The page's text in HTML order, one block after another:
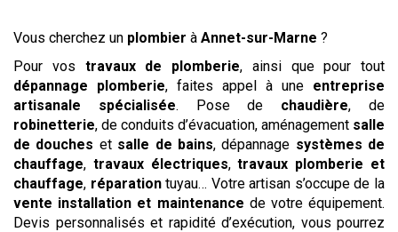
Vous cherchez un plombier à Annet-sur-Marne ?
Pour vos travaux de plomberie, ainsi que pour tout
dépannage plomberie, faites appel à une entreprise
artisanale spécialisée. Pose de chaudière, de
robinetterie, de conduits d’évacuation, aménagement salle
de douches et salle de bains, dépannage systèmes de
chauffage, travaux électriques,travaux plomberie et
chauffage, réparationtuyau… Votre artisan s’occupe de la
vente installation et maintenance de votre équipement.
Devis personnalisés et rapidité d’exécution, vous pourrez